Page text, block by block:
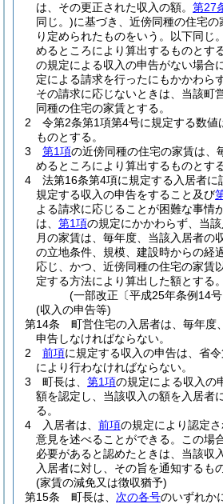
は、その更正された収入の額。 第27
同じ。)に基づき、近傍同種の住宅の
り定められたものをいう。以下同じ
めるところにより算出するものとする
の規定による収入の申告がない場合
定による請求を行ったにもかかわら
その請求に応じないときは、当該町
同種の住宅の家賃とする。
2
令第2条第1項第4号に規定する数値
ものとする。
3
第1項の近傍同種の住宅の家賃は、
めるところにより算出するものとする
4
法第16条第4項に規定する入居者に
規定する収入の申告をすること及び
よる請求に応じることが困難な事情
は、 第1項の規定にかかわらず、当
月の家賃は、毎年度、当該入居者の
の立地条件、規模、建設時からの経
応じ、かつ、近傍同種の住宅の家賃
定する方法により算出した額とする。
(一部改正〔平成25年条例14
(収入の申告等)
第14条
町営住宅の入居者は、毎年度
申告しなければならない。
2
前項に規定する収入の申告は、省
により行わなければならない。
3
町長は、 第1項の規定による収入の
額を認定し、当該収入の額を入居者
る。
4
入居者は、 前項の規定により認定さ
意見を述べることができる。
この場
必要があると認めたときは、当該収
入居者に対し、その旨を通知するも
(家賃の減免又は徴収猶予)
第15条
町長は、 次の各号のいずれか